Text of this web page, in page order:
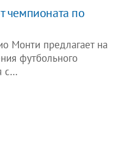
чемпионата по
Монти предлагает на
футбольного
с…